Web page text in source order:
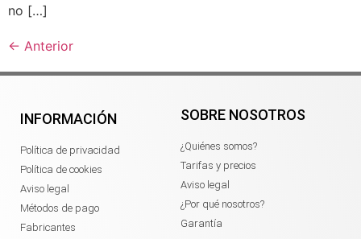
no […]
← Anterior
INFORMACIÓN
Política de privacidad
Política de cookies
Aviso legal
Métodos de pago
Fabricantes
SOBRE NOSOTROS
¿Quiénes somos?
Tarifas y precios
Aviso legal
¿Por qué nosotros?
Garantía